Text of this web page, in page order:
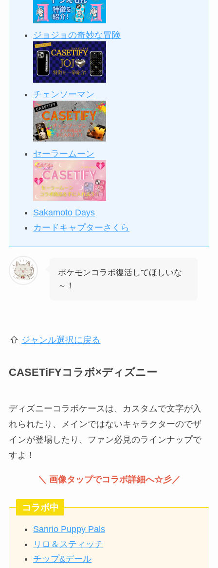
ジョジョの奇妙な冒険
チェンソーマン
セーラームーン
Sakamoto Days
カードキャプターさくら
ポケモンコラボ復活してほしいな
～！
ジャンル選択に戻る
CASETiFYコラボ×ディズニー
ディズニーコラボケースは、カスタムで文字が入
れられたり、メインではないキャラクターのでザ
インが登場したり、ファン必見のラインナップで
すよ！
＼ 画像タップでコラボ詳細へ☆彡／
コラボ中
Sanrio Puppy Pals
リロ＆スティッチ
チップ&デール